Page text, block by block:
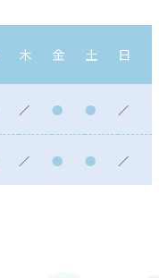
木 金 土 日